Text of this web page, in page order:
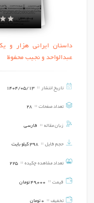
داستان ایرانی هزار و
عبدالواحد و نجیب محفوظ
تاریخ انتشار 1404/05/13
تعداد صفحات 28
زبان مقاله فارسی
حجم فایل 398 کیلو بایت
تعداد مشاهده چکیده 225
قیمت 49,000تومان
تخفیف 0 تومان